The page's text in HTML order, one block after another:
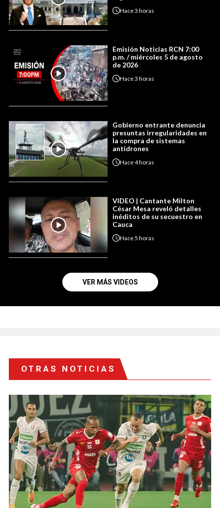
Hace3 horas
Emisión Noticias RCN 7:00
p.m. / miércoles 5 de agosto
de 2026
Hace3 horas
Gobierno entrante denuncia
presuntas irregularidades en
la compra de sistemas
antidrones
Hace4 horas
VIDEO | Cantante Milton
César Mesa reveló detalles
inéditos de su secuestro en
Cauca
Hace5 horas
VER MÁS VIDEOS
OTRAS NOTICIAS